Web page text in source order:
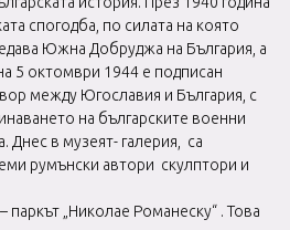
спогодба, по силата на която
Южна Добруджа на България, а
5 октомври 1944 е подписан
между Югославия и България, с
на българските военни
Днес в музеят- галерия, са
румънски автори скулптори и
паркът „Николае Романеску“ . Това